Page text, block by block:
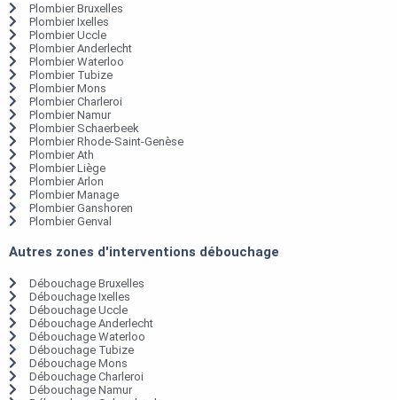
Plombier Bruxelles
Plombier Ixelles
Plombier Uccle
Plombier Anderlecht
Plombier Waterloo
Plombier Tubize
Plombier Mons
Plombier Charleroi
Plombier Namur
Plombier Schaerbeek
Plombier Rhode-Saint-Genèse
Plombier Ath
Plombier Liège
Plombier Arlon
Plombier Manage
Plombier Ganshoren
Plombier Genval
Autres zones d'interventions débouchage
Débouchage Bruxelles
Débouchage Ixelles
Débouchage Uccle
Débouchage Anderlecht
Débouchage Waterloo
Débouchage Tubize
Débouchage Mons
Débouchage Charleroi
Débouchage Namur